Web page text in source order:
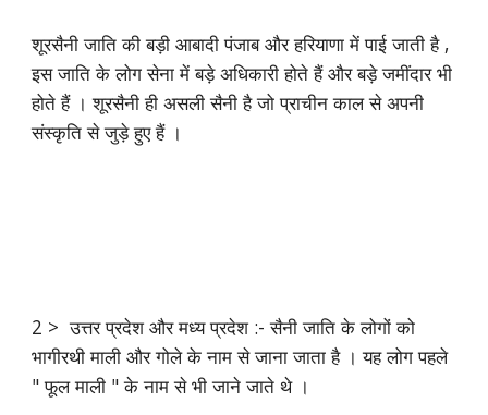
शूरसैनी जाति की बड़ी आबादी पंजाब और हरियाणा में पाई जाती है ,
इस जाति के लोग सेना में बड़े अधिकारी होते हैं और बड़े जमींदार भी
होते हैं । शूरसैनी ही असली सैनी है जो प्राचीन काल से अपनी
संस्कृति से जुड़े हुए हैं ‌।
2 > उत्तर प्रदेश और मध्य प्रदेश :- सैनी जाति के लोगों को
भागीरथी माली और गोले के नाम से जाना जाता है । यह लोग पहले
" फूल माली " के नाम से भी जाने जाते थे ।